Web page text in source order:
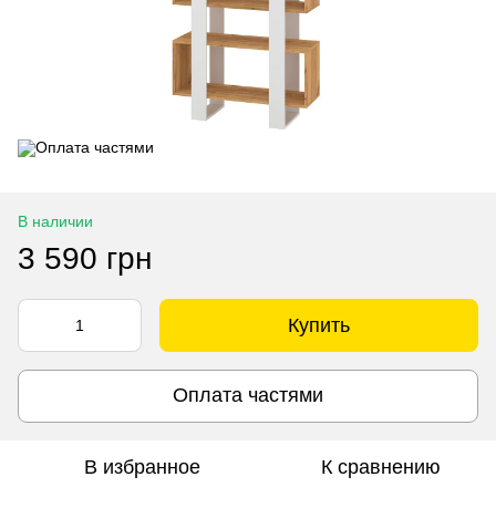
В наличии
3 590 грн
Купить
Оплата частями
В избранное К сравнению